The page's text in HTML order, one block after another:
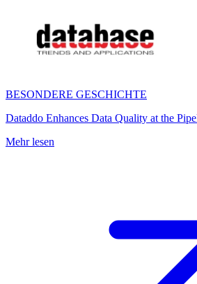
BESONDERE GESCHICHTE
Dataddo Enhances Data Quality at the
Mehr lesen